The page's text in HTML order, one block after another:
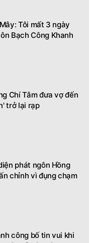
Tôi mất 3 ngày
Bạch Công Khanh
Chí Tâm đưa vợ đến
trở lại rạp
phát ngôn Hồng
chỉnh vì đụng chạm
công bố tin vui khi